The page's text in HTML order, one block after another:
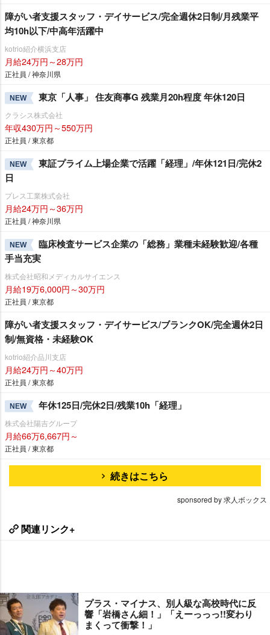
障がい者支援スタッフ・デイサービス/完全週休2日制/月残業平
均10h以下/中高年活躍中
kotrio紹介横浜支店
月給24万円～28万円
正社員 / 神奈川県
NEW 東京「人事」 住友商事G 残業月20h程度 年休120日
クラシス株式会社
年収430万円～550万円
正社員 / 東京都
NEW
東証プライム上場企業で活躍「経理」/年休121日/完休2
日
プレス工業株式会社
月給24万円～36万円
正社員 / 神奈川県
NEW
臨床検査サービス企業の「総務」業種未経験歓迎/各種
手当充実
株式会社昭和メディカルサイエンス
月給19万6,000円～30万円
正社員 / 東京都
障がい者支援スタッフ・デイサービス/ブランクOK/完全週休2日
制/無資格・未経験OK
kotrio紹介品川支店
月給24万円～40万円
正社員 / 東京都
NEW 年休125日/完休2日/残業10h「経理」
株式会社陽吉グループ
月給66万6,667円～
正社員 / 東京都
続きはこちら
sponsored by 求人ボックス
関連リンク+
プラス・マイナス、別人級な高校時代に反
響「岩橋さん細！」「えーっっっ!!変わり
まくって衝撃！」